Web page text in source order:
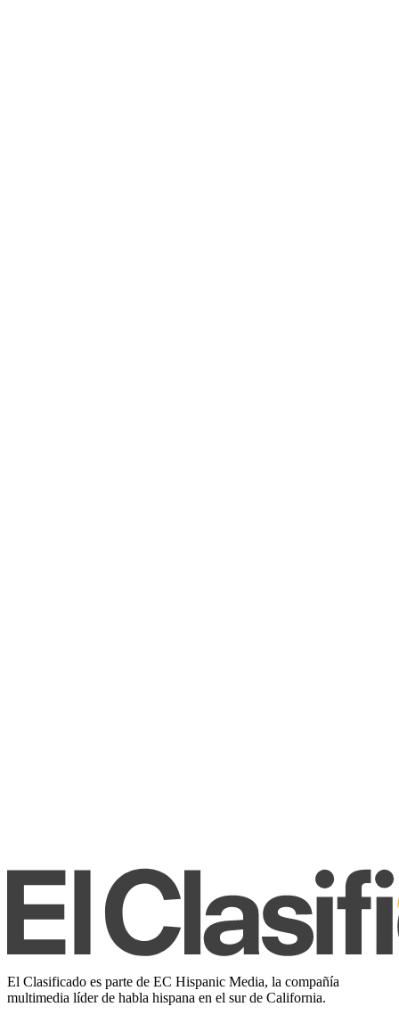
El Clasificado es parte de EC Hispanic Media, la compañía
multimedia líder de habla hispana en el sur de California.